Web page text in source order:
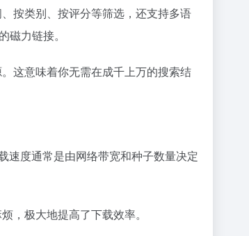
按类别、按评分等筛选，还支持多语
力链接。
这意味着你无需在成千上万的搜索结
速度通常是由网络带宽和种子数量决定
，极大地提高了下载效率。